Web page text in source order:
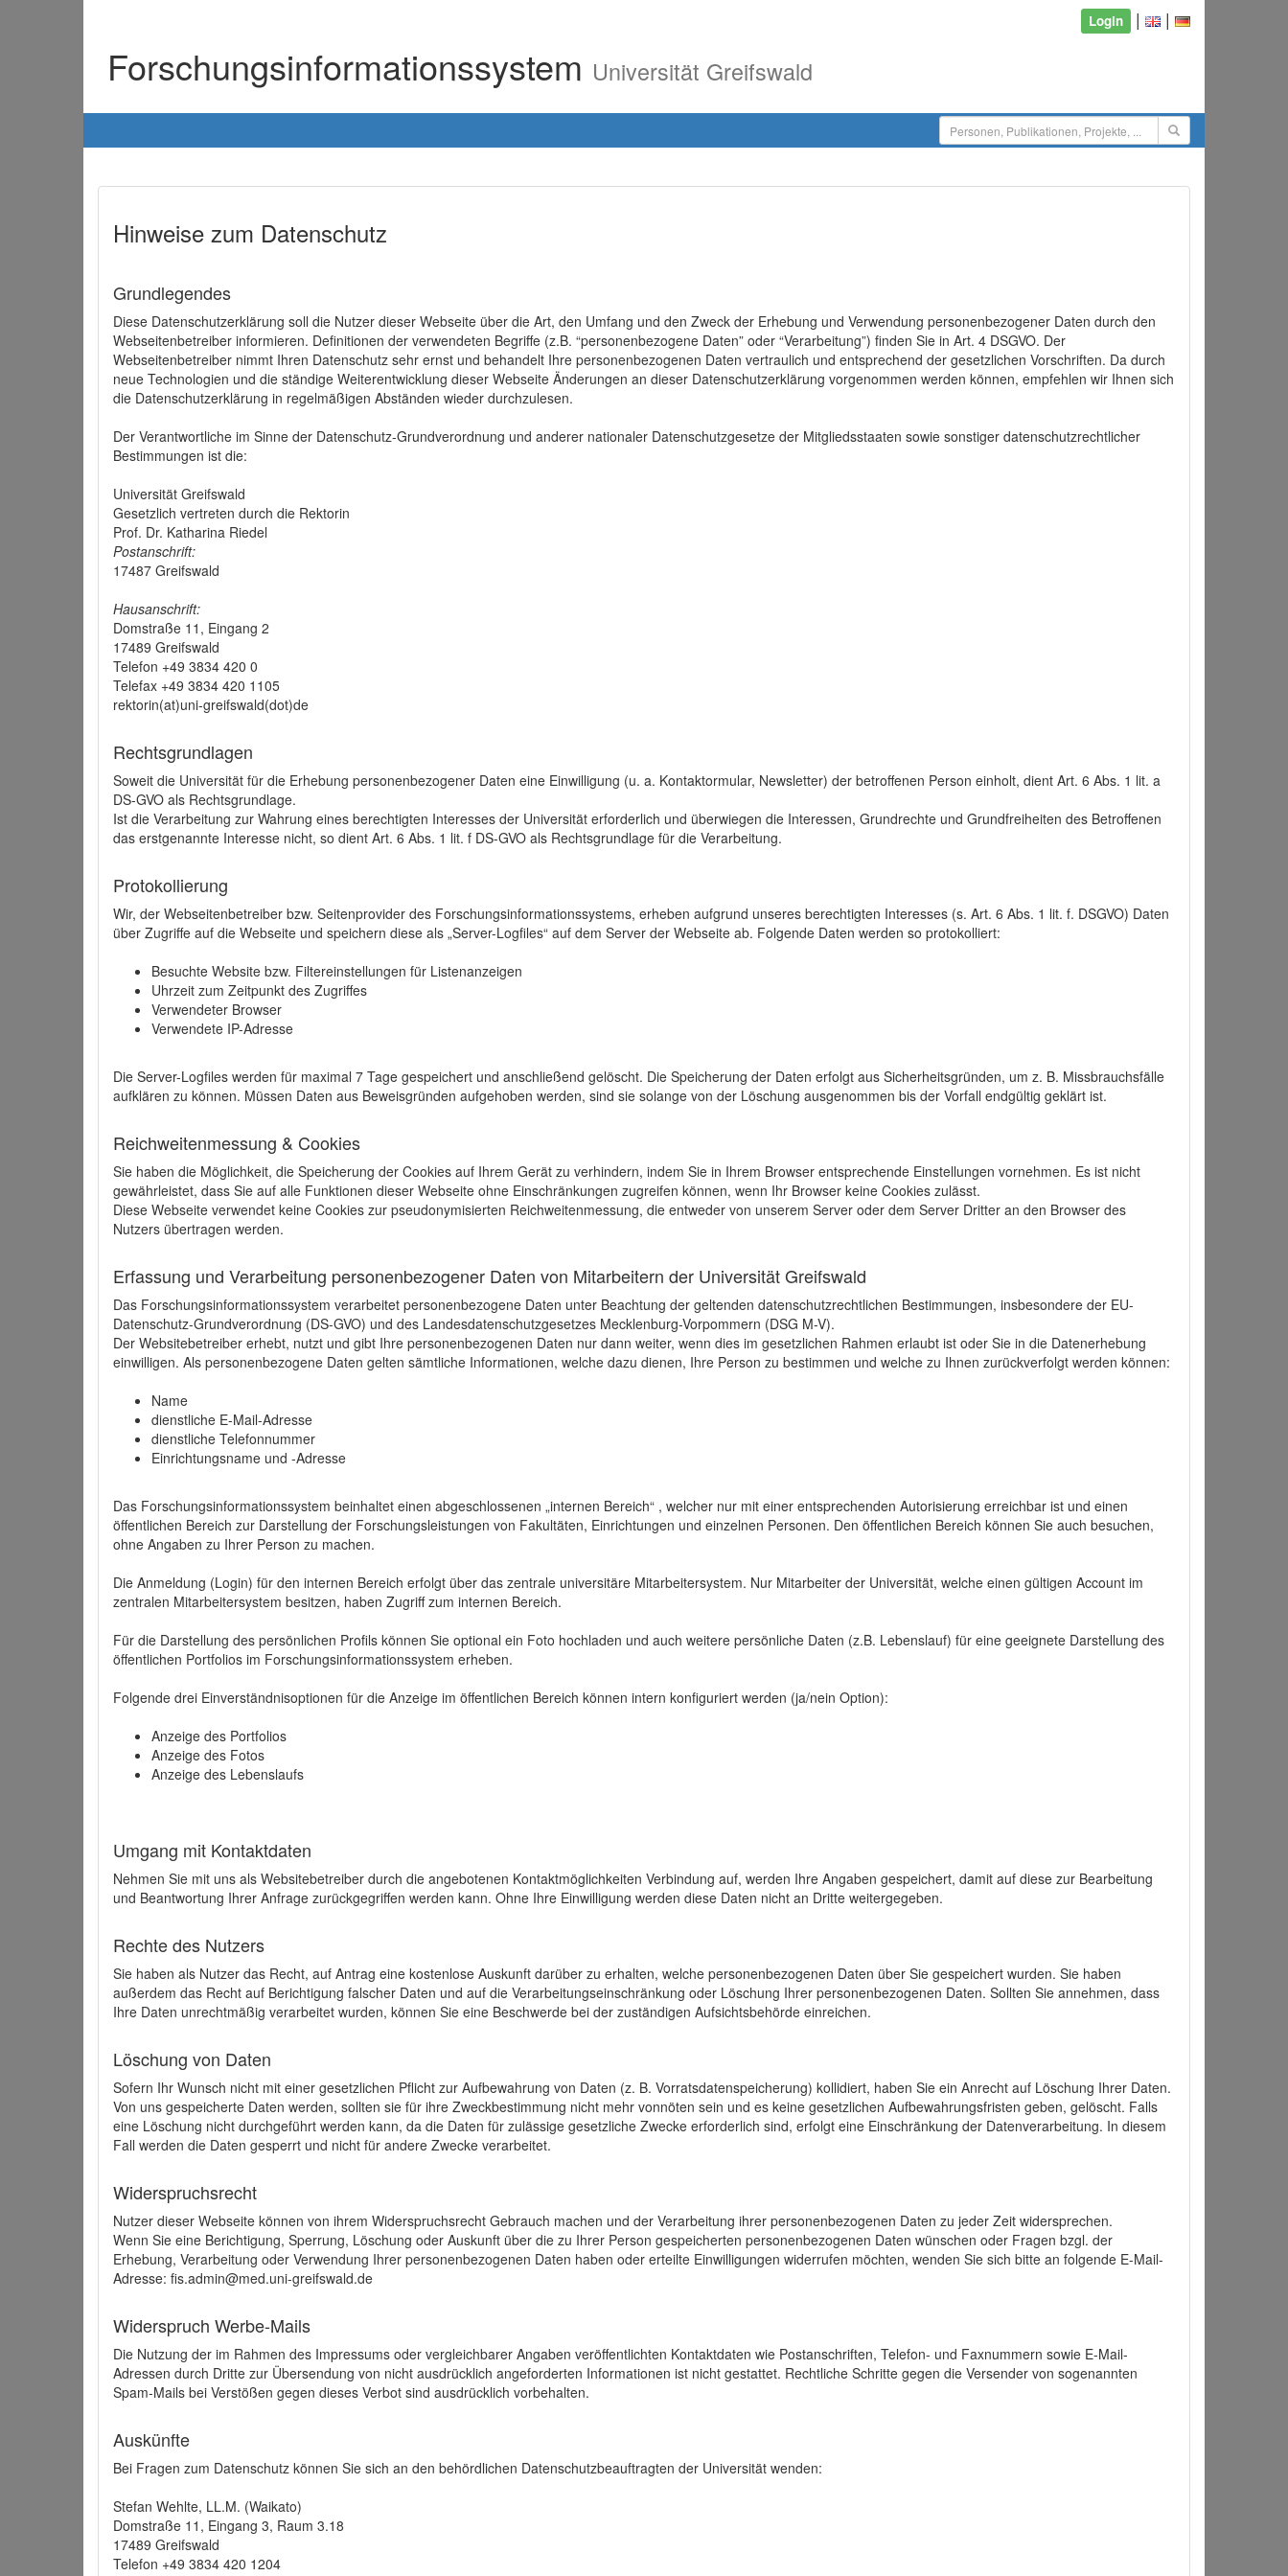
Login | |
Forschungsinformationssystem Universität Greifswald
Hinweise zum Datenschutz
Grundlegendes
Diese Datenschutzerklärung soll die Nutzer dieser Webseite über die Art, den Umfang und den Zweck der Erhebung und Verwendung personenbezogener Daten durch den
Webseitenbetreiber informieren. Definitionen der verwendeten Begriffe (z.B. “personenbezogene Daten” oder “Verarbeitung”) finden Sie in Art. 4 DSGVO. Der
Webseitenbetreiber nimmt Ihren Datenschutz sehr ernst und behandelt Ihre personenbezogenen Daten vertraulich und entsprechend der gesetzlichen Vorschriften. Da durch
neue Technologien und die ständige Weiterentwicklung dieser Webseite Änderungen an dieser Datenschutzerklärung vorgenommen werden können, empfehlen wir Ihnen sich
die Datenschutzerklärung in regelmäßigen Abständen wieder durchzulesen.
Der Verantwortliche im Sinne der Datenschutz-Grundverordnung und anderer nationaler Datenschutzgesetze der Mitgliedsstaaten sowie sonstiger datenschutzrechtlicher
Bestimmungen ist die:
Universität Greifswald
Gesetzlich vertreten durch die Rektorin
Prof. Dr. Katharina Riedel
Postanschrift:
17487 Greifswald
Hausanschrift:
Domstraße 11, Eingang 2
17489 Greifswald
Telefon +49 3834 420 0
Telefax +49 3834 420 1105
rektorin(at)uni-greifswald(dot)de
Rechtsgrundlagen
Soweit die Universität für die Erhebung personenbezogener Daten eine Einwilligung (u. a. Kontaktormular, Newsletter) der betroffenen Person einholt, dient Art. 6 Abs. 1 lit. a
DS-GVO als Rechtsgrundlage.
Ist die Verarbeitung zur Wahrung eines berechtigten Interesses der Universität erforderlich und überwiegen die Interessen, Grundrechte und Grundfreiheiten des Betroffenen
das erstgenannte Interesse nicht, so dient Art. 6 Abs. 1 lit. f DS-GVO als Rechtsgrundlage für die Verarbeitung.
Protokollierung
Wir, der Webseitenbetreiber bzw. Seitenprovider des Forschungsinformationssystems, erheben aufgrund unseres berechtigten Interesses (s. Art. 6 Abs. 1 lit. f. DSGVO) Daten
über Zugriffe auf die Webseite und speichern diese als „Server-Logfiles“ auf dem Server der Webseite ab. Folgende Daten werden so protokolliert:
Besuchte Website bzw. Filtereinstellungen für Listenanzeigen
Uhrzeit zum Zeitpunkt des Zugriffes
Verwendeter Browser
Verwendete IP-Adresse
Die Server-Logfiles werden für maximal 7 Tage gespeichert und anschließend gelöscht. Die Speicherung der Daten erfolgt aus Sicherheitsgründen, um z. B. Missbrauchsfälle
aufklären zu können. Müssen Daten aus Beweisgründen aufgehoben werden, sind sie solange von der Löschung ausgenommen bis der Vorfall endgültig geklärt ist.
Reichweitenmessung & Cookies
Sie haben die Möglichkeit, die Speicherung der Cookies auf Ihrem Gerät zu verhindern, indem Sie in Ihrem Browser entsprechende Einstellungen vornehmen. Es ist nicht
gewährleistet, dass Sie auf alle Funktionen dieser Webseite ohne Einschränkungen zugreifen können, wenn Ihr Browser keine Cookies zulässt.
Diese Webseite verwendet keine Cookies zur pseudonymisierten Reichweitenmessung, die entweder von unserem Server oder dem Server Dritter an den Browser des
Nutzers übertragen werden.
Erfassung und Verarbeitung personenbezogener Daten von Mitarbeitern der Universität Greifswald
Das Forschungsinformationssystem verarbeitet personenbezogene Daten unter Beachtung der geltenden datenschutzrechtlichen Bestimmungen, insbesondere der EU-
Datenschutz-Grundverordnung (DS-GVO) und des Landesdatenschutzgesetzes Mecklenburg-Vorpommern (DSG M-V).
Der Websitebetreiber erhebt, nutzt und gibt Ihre personenbezogenen Daten nur dann weiter, wenn dies im gesetzlichen Rahmen erlaubt ist oder Sie in die Datenerhebung
einwilligen. Als personenbezogene Daten gelten sämtliche Informationen, welche dazu dienen, Ihre Person zu bestimmen und welche zu Ihnen zurückverfolgt werden können:
Name
dienstliche E-Mail-Adresse
dienstliche Telefonnummer
Einrichtungsname und -Adresse
Das Forschungsinformationssystem beinhaltet einen abgeschlossenen „internen Bereich“ , welcher nur mit einer entsprechenden Autorisierung erreichbar ist und einen
öffentlichen Bereich zur Darstellung der Forschungsleistungen von Fakultäten, Einrichtungen und einzelnen Personen. Den öffentlichen Bereich können Sie auch besuchen,
ohne Angaben zu Ihrer Person zu machen.
Die Anmeldung (Login) für den internen Bereich erfolgt über das zentrale universitäre Mitarbeitersystem. Nur Mitarbeiter der Universität, welche einen gültigen Account im
zentralen Mitarbeitersystem besitzen, haben Zugriff zum internen Bereich.
Für die Darstellung des persönlichen Profils können Sie optional ein Foto hochladen und auch weitere persönliche Daten (z.B. Lebenslauf) für eine geeignete Darstellung des
öffentlichen Portfolios im Forschungsinformationssystem erheben.
Folgende drei Einverständnisoptionen für die Anzeige im öffentlichen Bereich können intern konfiguriert werden (ja/nein Option):
Anzeige des Portfolios
Anzeige des Fotos
Anzeige des Lebenslaufs
Umgang mit Kontaktdaten
Nehmen Sie mit uns als Websitebetreiber durch die angebotenen Kontaktmöglichkeiten Verbindung auf, werden Ihre Angaben gespeichert, damit auf diese zur Bearbeitung
und Beantwortung Ihrer Anfrage zurückgegriffen werden kann. Ohne Ihre Einwilligung werden diese Daten nicht an Dritte weitergegeben.
Rechte des Nutzers
Sie haben als Nutzer das Recht, auf Antrag eine kostenlose Auskunft darüber zu erhalten, welche personenbezogenen Daten über Sie gespeichert wurden. Sie haben
außerdem das Recht auf Berichtigung falscher Daten und auf die Verarbeitungseinschränkung oder Löschung Ihrer personenbezogenen Daten. Sollten Sie annehmen, dass
Ihre Daten unrechtmäßig verarbeitet wurden, können Sie eine Beschwerde bei der zuständigen Aufsichtsbehörde einreichen.
Löschung von Daten
Sofern Ihr Wunsch nicht mit einer gesetzlichen Pflicht zur Aufbewahrung von Daten (z. B. Vorratsdatenspeicherung) kollidiert, haben Sie ein Anrecht auf Löschung Ihrer Daten.
Von uns gespeicherte Daten werden, sollten sie für ihre Zweckbestimmung nicht mehr vonnöten sein und es keine gesetzlichen Aufbewahrungsfristen geben, gelöscht. Falls
eine Löschung nicht durchgeführt werden kann, da die Daten für zulässige gesetzliche Zwecke erforderlich sind, erfolgt eine Einschränkung der Datenverarbeitung. In diesem
Fall werden die Daten gesperrt und nicht für andere Zwecke verarbeitet.
Widerspruchsrecht
Nutzer dieser Webseite können von ihrem Widerspruchsrecht Gebrauch machen und der Verarbeitung ihrer personenbezogenen Daten zu jeder Zeit widersprechen.
Wenn Sie eine Berichtigung, Sperrung, Löschung oder Auskunft über die zu Ihrer Person gespeicherten personenbezogenen Daten wünschen oder Fragen bzgl. der
Erhebung, Verarbeitung oder Verwendung Ihrer personenbezogenen Daten haben oder erteilte Einwilligungen widerrufen möchten, wenden Sie sich bitte an folgende E-Mail-
Adresse: fis.admin@med.uni-greifswald.de
Widerspruch Werbe-Mails
Die Nutzung der im Rahmen des Impressums oder vergleichbarer Angaben veröffentlichten Kontaktdaten wie Postanschriften, Telefon- und Faxnummern sowie E-Mail-
Adressen durch Dritte zur Übersendung von nicht ausdrücklich angeforderten Informationen ist nicht gestattet. Rechtliche Schritte gegen die Versender von sogenannten
Spam-Mails bei Verstößen gegen dieses Verbot sind ausdrücklich vorbehalten.
Auskünfte
Bei Fragen zum Datenschutz können Sie sich an den behördlichen Datenschutzbeauftragten der Universität wenden:
Stefan Wehlte, LL.M. (Waikato)
Domstraße 11, Eingang 3, Raum 3.18
17489 Greifswald
Telefon +49 3834 420 1204